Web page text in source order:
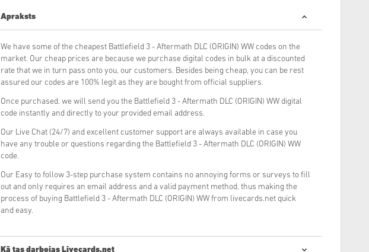
Apraksts
We have some of the cheapest Battlefield 3 - Aftermath DLC (ORIGIN) WW codes on the
market. Our cheap prices are because we purchase digital codes in bulk at a discounted
rate that we in turn pass onto you, our customers. Besides being cheap, you can be rest
assured our codes are 100% legit as they are bought from official suppliers.
Once purchased, we will send you the Battlefield 3 - Aftermath DLC (ORIGIN) WW digital
code instantly and directly to your provided email address.
Our Live Chat (24/7) and excellent customer support are always available in case you
have any trouble or questions regarding the Battlefield 3 - Aftermath DLC (ORIGIN) WW
code.
Our Easy to follow 3-step purchase system contains no annoying forms or surveys to fill
out and only requires an email address and a valid payment method, thus making the
process of buying Battlefield 3 - Aftermath DLC (ORIGIN) WW from livecards.net quick
and easy.
Kā tas darbojas Livecards.net